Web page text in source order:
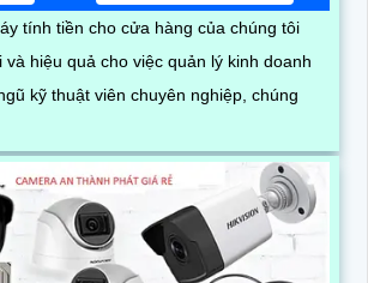
tính tiền cho cửa hàng của chúng tôi
hiệu quả cho việc quản lý kinh doanh